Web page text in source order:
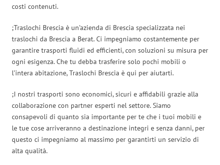
costi contenuti.
;Traslochi Brescia è un’azienda di Brescia specializzata nei
traslochi da Brescia a Berat. Ci impegniamo costantemente per
garantire trasporti fluidi ed efficienti, con soluzioni su misura per
ogni esigenza. Che tu debba trasferire solo pochi mobili o
l’intera abitazione, Traslochi Brescia è qui per aiutarti.
;I nostri trasporti sono economici, sicuri e affidabili grazie alla
collaborazione con partner esperti nel settore. Siamo
consapevoli di quanto sia importante per te che i tuoi mobili e
le tue cose arriveranno a destinazione integri e senza danni, per
questo ci impegniamo al massimo per garantirti un servizio di
alta qualità.